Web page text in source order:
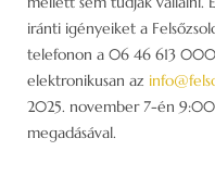
iránti igényeiket a
telefonon a 06 46 613
elektronikusan az
2025. november 7-én 9:00
megadásával.